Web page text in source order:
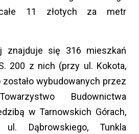
11 złotych za metr
znajduje się 316 mieszkań
200 z nich (przy ul. Kokota,
zostało wybudowanych przez
Budownictwa
w Tarnowskich Górach,
Dąbrowskiego, Tunkla